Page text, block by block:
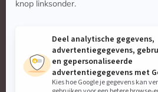
Vragen? Bekijk de contactpagina
Stuur ons een e-mail:
info@zaterdagmatinee.nl